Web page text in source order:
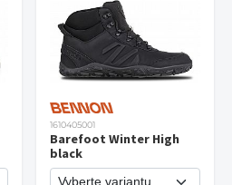
1610405001
Barefoot Winter High
black